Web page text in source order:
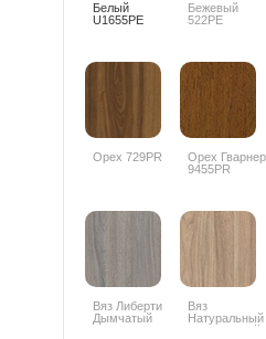
Белый
U1655PE
Бежевый
522PE
Орех 729PR
Орех
9455PR
Вяз Либерти
Дымчатый
Вяз
Натуральный
благородный